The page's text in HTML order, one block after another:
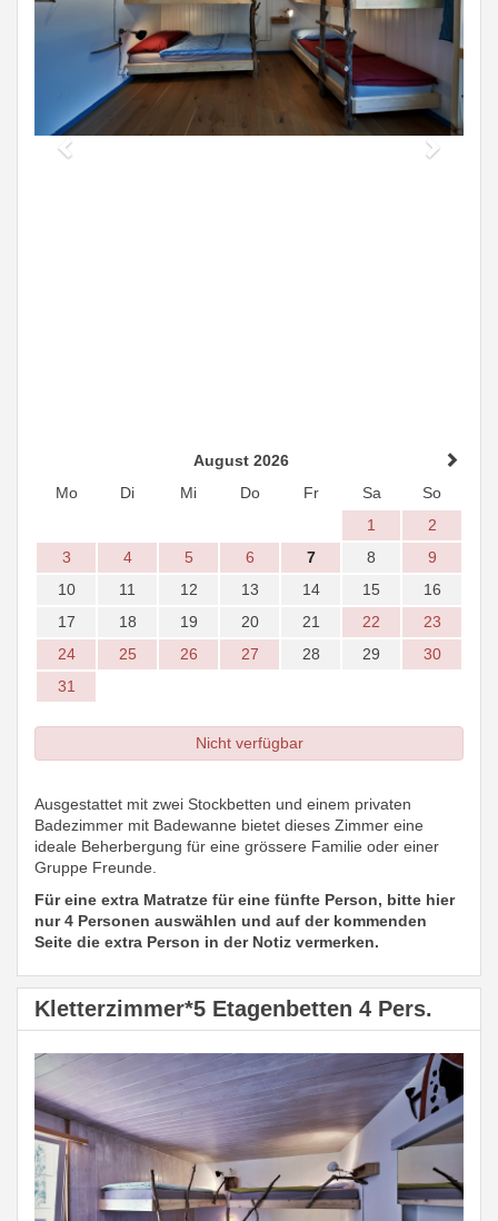
August 2026
Mo
Di Mi Do Fr Sa
So
1
2
3
4 5 6 7 8
9
10
11 12 13 14 15
16
17
18 19 20 21 22
23
24
25 26 27 28 29
30
31
Nicht verfügbar
Ausgestattet mit zwei Stockbetten und einem privaten
Badezimmer mit Badewanne bietet dieses Zimmer eine
ideale Beherbergung für eine grössere Familie oder einer
Gruppe Freunde.
Für eine extra Matratze für eine fünfte Person, bitte hier
nur 4 Personen auswählen und auf der kommenden
Seite die extra Person in der Notiz vermerken.
Kletterzimmer*5 Etagenbetten 4 Pers.
Previous Next